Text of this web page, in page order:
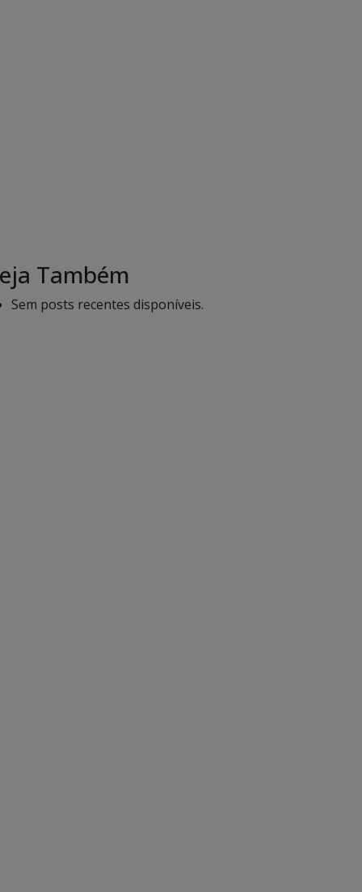
Também
Sem posts recentes disponíveis.